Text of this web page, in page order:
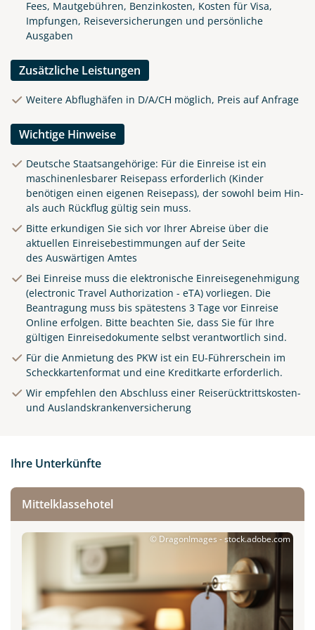
Fees, Mautgebühren, Benzinkosten, Kosten für Visa,
Impfungen, Reiseversicherungen und persönliche
Ausgaben
Zusätzliche Leistungen
Weitere Abflughäfen in D/A/CH möglich, Preis auf Anfrage
Wichtige Hinweise
Deutsche Staatsangehörige: Für die Einreise ist ein
maschinenlesbarer Reisepass erforderlich (Kinder
benötigen einen eigenen Reisepass), der sowohl beim Hin-
als auch Rückflug gültig sein muss.
Bitte erkundigen Sie sich vor Ihrer Abreise über die
aktuellen Einreisebestimmungen auf der Seite
des Auswärtigen Amtes
Bei Einreise muss die elektronische Einreisegenehmigung
(electronic Travel Authorization - eTA) vorliegen. Die
Beantragung muss bis spätestens 3 Tage vor Einreise
Online erfolgen. Bitte beachten Sie, dass Sie für Ihre
gültigen Einreisedokumente selbst verantwortlich sind.
Für die Anmietung des PKW ist ein EU-Führerschein im
Scheckkartenformat und eine Kreditkarte erforderlich.
Wir empfehlen den Abschluss einer Reiserücktrittskosten-
und Auslandskrankenversicherung
Ihre Unterkünfte
Mittelklassehotel
© DragonImages - stock.adobe.com